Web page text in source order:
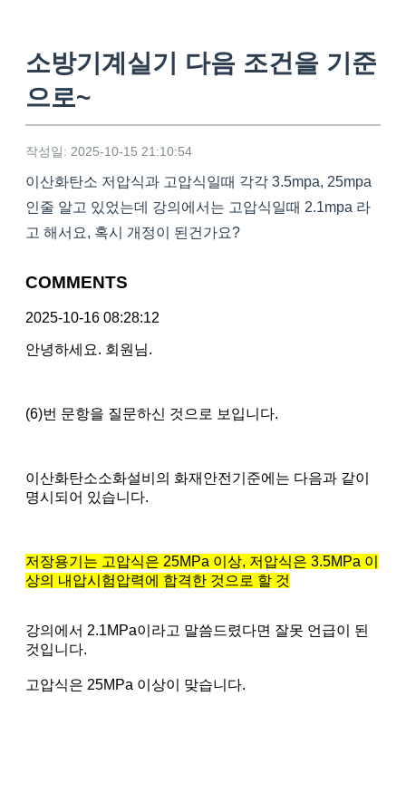
소방기계실기 다음 조건을 기준
으로~
작성일: 2025-10-15 21:10:54
이산화탄소 저압식과 고압식일때 각각 3.5mpa, 25mpa
인줄 알고 있었는데 강의에서는 고압식일때 2.1mpa 라
고 해서요, 혹시 개정이 된건가요?
COMMENTS
2025-10-16 08:28:12
안녕하세요. 회원님.
(6)번 문항을 질문하신 것으로 보입니다.
이산화탄소소화설비의 화재안전기준에는 다음과 같이
명시되어 있습니다.
저장용기는 고압식은 25MPa 이상, 저압식은 3.5MPa 이
상의 내압시험압력에 합격한 것으로 할 것
강의에서 2.1MPa이라고 말씀드렸다면 잘못 언급이 된
것입니다.
고압식은 25MPa 이상이 맞습니다.